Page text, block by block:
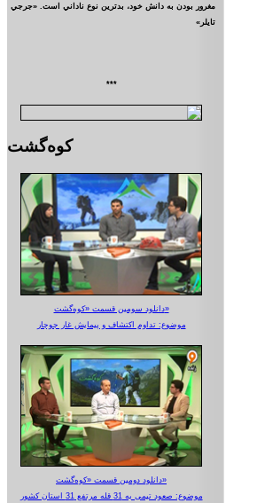
مغرور بودن به دانش خود، بدترين نوع ناداني است. «جرجي
تايلر»
***
کوه‌گشت
دانلود سومین قسمت «کوه‌گشت»
موضوع: تداوم اکتشاف و پیمایش غار جوجار
دانلود دومین قسمت «کوه‌گشت»
موضوع: صعود تیمی به 31 قله مرتفع 31 استان کشور